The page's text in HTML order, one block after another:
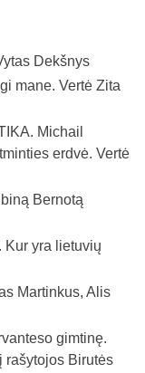
Dekšnys
mane. Vertė Zita
Michail
erdvė. Vertė
Bernotą
Kur yra lietuvių
Martinkus, Alis
gimtinę.
rašytojos Birutės